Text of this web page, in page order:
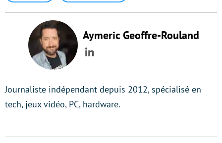
Aymeric Geoffre-Rouland
LinkedIn
Journaliste indépendant depuis 2012, spécialisé en
tech, jeux vidéo, PC, hardware.